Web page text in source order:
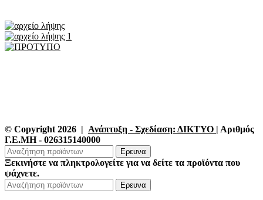
© Copyright 2026 | Ανάπτυξη - Σχεδίαση: ΔΙΚΤΥΟ | Αριθμός
Γ.Ε.ΜΗ - 026315140000
Ερευνα
Ξεκινήστε να πληκτρολογείτε για να δείτε τα προϊόντα που
ψάχνετε.
Ερευνα